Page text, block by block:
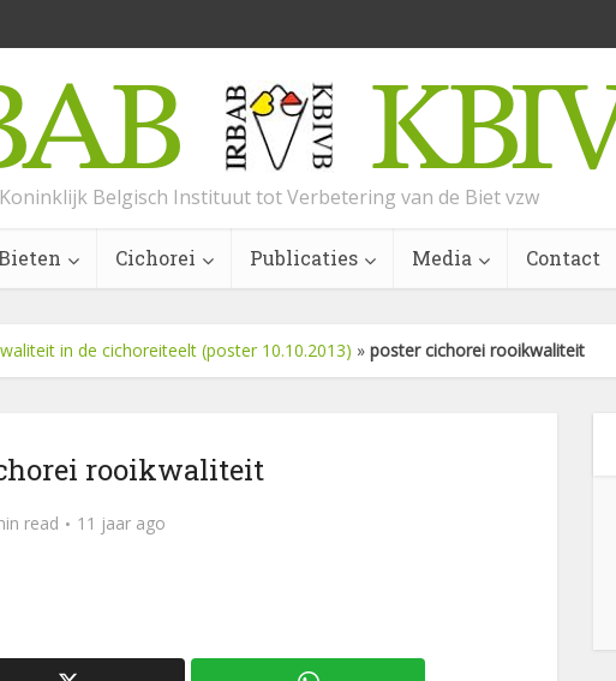
Koninklijk Belgisch Instituut tot Verbetering van de Biet vzw
Cichorei Publicaties Media Contact
in de cichoreiteelt (poster 10.10.2013) » poster cichorei rooikwaliteit
rooikwaliteit
read 11 jaar ago